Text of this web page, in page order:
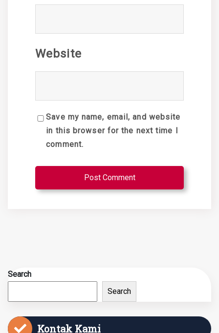
Website
Save my name, email, and website
in this browser for the next time I
comment.
Search
Search
Kontak Kami